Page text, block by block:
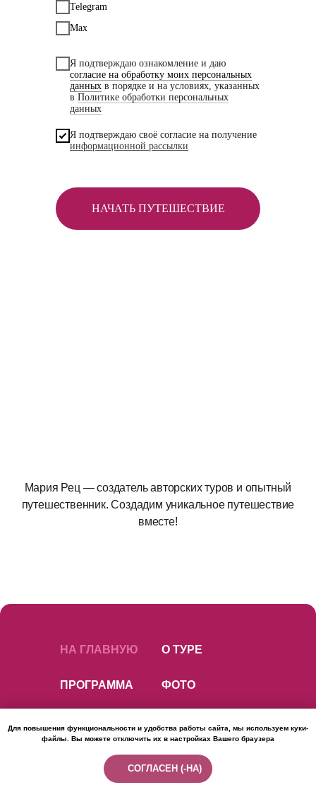
Мария Рец — создатель авторских туров и опытный
путешественник. Создадим уникальное путешествие
вместе!
Telegram
Max
Я подтверждаю ознакомление и даю
согласие на обработку моих персональных
данных в порядке и на условиях, указанных
в Политике обработки персональных
данных
Я подтверждаю своё согласие на получение
информационной рассылки
НАЧАТЬ ПУТЕШЕСТВИЕ
КАЛЕНДАРЬ ТУРОВ
НА ГЛАВНУЮ О ТУРЕ
ПРОГРАММА ФОТО
Для повышения функциональности и удобства работы сайта, мы используем куки-
файлы. Вы можете отключить их в настройках Вашего браузера
СОГЛАСЕН (-НА)